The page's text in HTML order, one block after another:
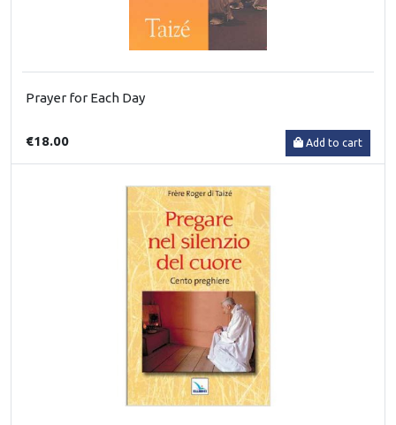
Prayer for Each Day
€18.00 Add to cart